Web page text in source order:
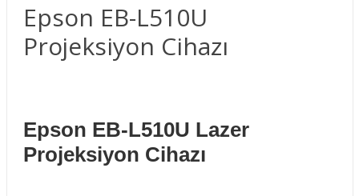
Epson EB-L510U
Projeksiyon Cihazı
Epson EB-L510U Lazer
Projeksiyon Cihazı